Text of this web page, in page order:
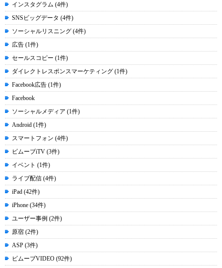
インスタグラム (4件)
SNSビッグデータ (4件)
ソーシャルリスニング (4件)
広告 (1件)
セールスコピー (1件)
ダイレクトレスポンスマーケティング (1件)
Facebook広告 (1件)
Facebook
ソーシャルメディア (1件)
Android (1件)
スマートフォン (4件)
ビムーブiTV (3件)
イベント (1件)
ライブ配信 (4件)
iPad (42件)
iPhone (34件)
ユーザー事例 (2件)
原宿 (2件)
ASP (3件)
ビムーブVIDEO (92件)